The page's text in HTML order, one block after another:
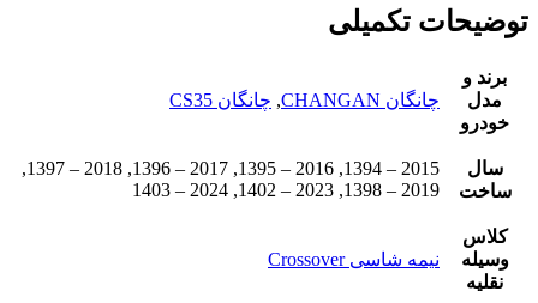
توضیحات تکمیلی
برند و
مدل
خودرو
چانگان CHANGAN , چانگان CS35
سال
ساخت
2015 – 1394, 2016 – 1395, 2017 – 1396, 2018 – 1397,
2019 – 1398, 2023 – 1402, 2024 – 1403
کلاس
وسیله
نقلیه
نیمه شاسی Crossover